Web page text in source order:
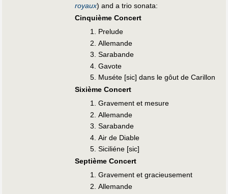
royaux) and a trio sonata:
Cinquième Concert
Prelude
Allemande
Sarabande
Gavote
Muséte [sic] dans le gôut de Carillon
Sixième Concert
Gravement et mesure
Allemande
Sarabande
Air de Diable
Siciliéne [sic]
Septième Concert
Gravement et gracieusement
Allemande